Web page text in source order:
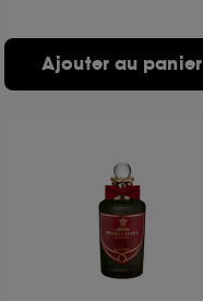
Ajouter au panier